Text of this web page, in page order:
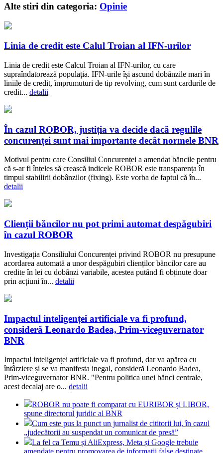
Alte stiri din categoria: Opinie
Linia de credit este Calul Troian al IFN-urilor
Linia de credit este Calcul Troian al IFN-urilor, cu care
supraîndatorează populația. IFN-urile își ascund dobânzile mari în
liniile de credit, împrumuturi de tip revolving, cum sunt cardurile de
credit... detalii
În cazul ROBOR, justiția va decide dacă regulile
concurenței sunt mai importante decât normele BNR
Motivul pentru care Consiliul Concurenței a amendat băncile pentru
că s-ar fi înțeles să crească indicele ROBOR este transparența în
timpul stabilirii dobânzilor (fixing). Este vorba de faptul că în...
detalii
Clienții băncilor nu pot primi automat despăgubiri
în cazul ROBOR
Investigația Consiliului Concurenței privind ROBOR nu presupune
acordarea automată a unor despăgubiri clienților băncilor care au
credite în lei cu dobânzi variabile, acestea putând fi obținute doar
prin acțiuni în... detalii
Impactul inteligenței artificiale va fi profund,
consideră Leonardo Badea, Prim-viceguvernator
BNR
Impactul inteligenței artificiale va fi profund, dar va apărea cu
întârziere și se va manifesta inegal, consideră Leonardo Badea,
Prim-viceguvernator BNR. "Pentru politica unei bănci centrale,
acest decalaj are o... detalii
ROBOR nu poate fi comparat cu EURIBOR și LIBOR,
spune directorul juridic al BNR
Cum este pus la punct un jurnalist de cititorii lui, în cazul
„judecătorii au suspendat un comunicat de presă”
La fel ca Temu și AliExpress, Meta și Google trebuie